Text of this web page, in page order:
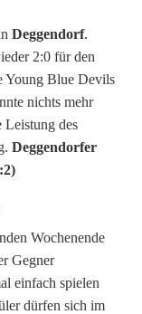
Deggendorf.
2:0 für den
Young Blue Devils
nichts mehr
Leistung des
Deggendorfer
Wochenende
Gegner
einfach spielen
dürfen sich im